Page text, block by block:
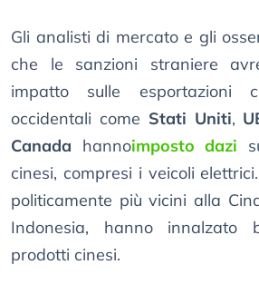
Gli analisti di mercato e gli
che le sanzioni straniere
impatto sulle esportazioni
occidentali come Stati Uniti,
Canada hannoimposto dazi
cinesi, compresi i veicoli
politicamente più vicini alla
Indonesia, hanno innalzato
prodotti cinesi.